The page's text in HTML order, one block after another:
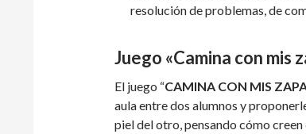
resolución de problemas, de
Juego «Camina con
El juego “CAMINA CON MIS
aula entre dos alumnos y
piel del otro, pensando cómo